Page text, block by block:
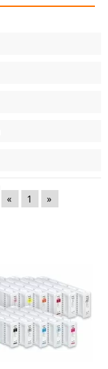
« 1 »